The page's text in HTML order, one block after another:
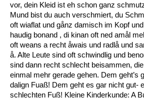
vor, dein Kleid ist eh schon ganz
Mund bist du auch verschmiert, du
oft wiaflat und gånz damisch im Kopf
haudig bonand , di kinan oft ned amål
oft weans a recht åwais und radlå und
å. Alte Leute sind oft schwindlig und
sind dann recht schlecht beisammen,
einmal mehr gerade gehen. Dem geht’s
dalign Fuaß! Dem geht es gar nicht gut-
schlechten Fuß! Kleine Kinderkunde: A